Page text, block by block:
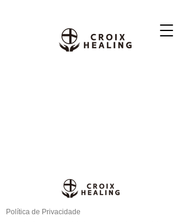
Política de Privacidade